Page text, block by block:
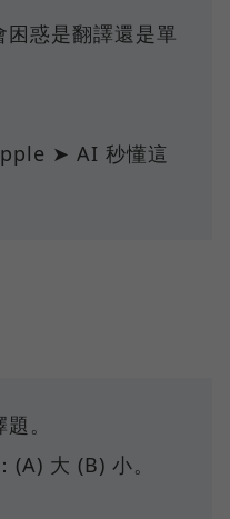
惑是翻譯還是單
➤ AI 秒懂這
。
(A) 大 (B) 小。